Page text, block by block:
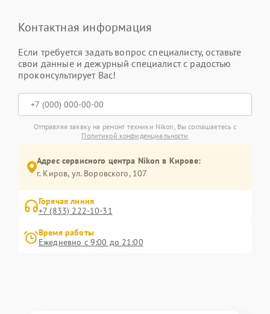
Контактная информация
Если требуется задать вопрос специалисту, оставьте
свои данные и дежурный специалист с радостью
проконсультирует Вас!
Отправляя заявку на ремонт техники Nikon, Вы соглашаетесь с
Политикой конфиденциальности
Адрес сервисного центра Nikon в Кирове:
г. Киров, ул. Воровского, 107
Горячая линия
+7 (833) 222-10-31
Время работы
Ежедневно с 9:00 до 21:00